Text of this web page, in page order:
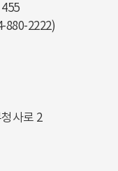
880-2222)
사로 2